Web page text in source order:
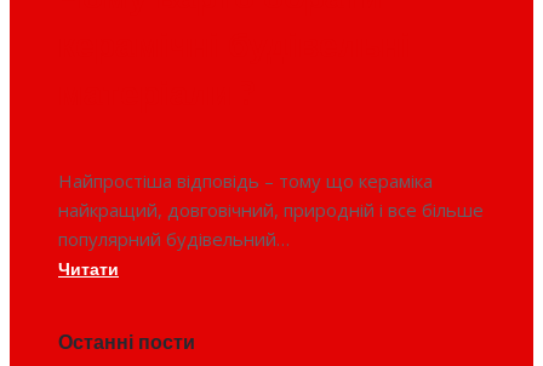
Найпростіша відповідь – тому що кераміка
найкращий, довговічний, природній і все більше
популярний будівельний…
Читати
Останні пости